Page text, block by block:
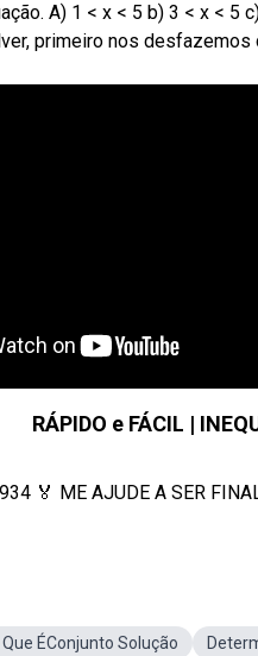
A) 1 < x < 5 b) 3 < x < 5
primeiro nos
RÁPIDO e FÁCIL |
🏅 ME AJUDE A SER
Que ÉConjunto Solução